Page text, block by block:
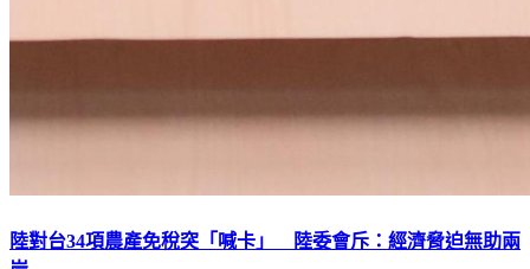
陸對台34項農產免稅突「喊卡」 陸委會斥：經濟脅迫無助兩